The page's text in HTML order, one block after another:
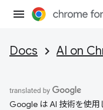
Docs AI on
Google は AI 技術を使